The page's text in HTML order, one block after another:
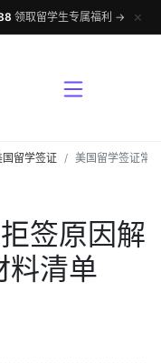
领取留学生专属福利 → ✕
国留学签证 美国留学签证常
签原因解
料清单